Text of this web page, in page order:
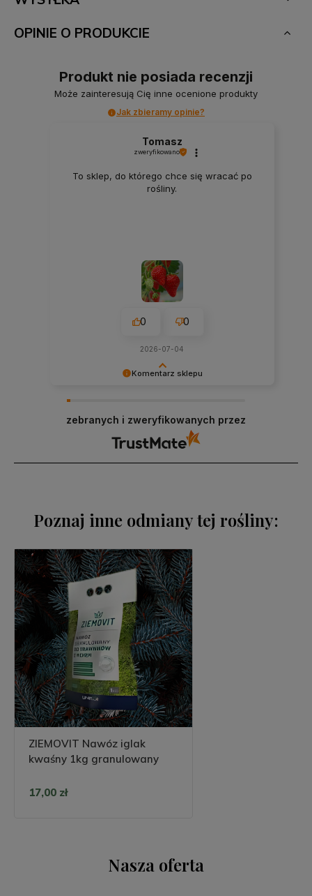
OPINIE O PRODUKCIE
Produkt nie posiada recenzji
Może zainteresują Cię inne ocenione produkty
Jak zbieramy opinie?
Komentarz sklepu
zapraszamy zawsze po więcej zieleni! – Klaudia &
Tomasz
zweryfikowano
To sklep, do którego chce się wracać po
rośliny.
0 0
2026-07-04
zebranych i zweryfikowanych przez
Poznaj inne odmiany tej rośliny:
ZIEMOVIT Nawóz iglak
kwaśny 1kg granulowany
17,00 zł
Nasza oferta